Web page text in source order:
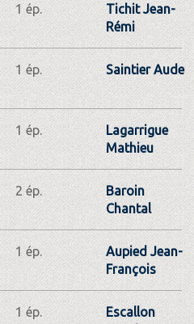
1 ép.
Tichit Jean­-
Rémi
1 ép. Saintier Aude
1 ép.
Lagarrigue
Mathieu
2 ép.
Baroin
Chantal
1 ép.
Aupied Jean-
François
1 ép.
Escallon